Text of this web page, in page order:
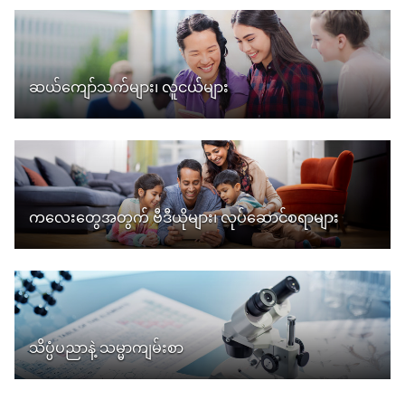
ဆယ်ကျော်သက်များ၊ လူငယ်များ
ကလေးတွေအတွက် ဗီဒီယိုများ၊ လုပ်ဆောင်စရာများ
သိပ္ပံပညာနဲ့ သမ္မာကျမ်းစာ